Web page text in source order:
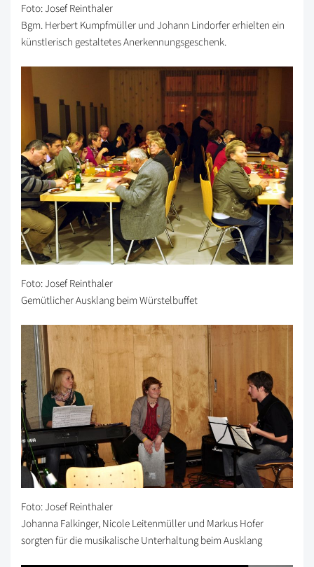
Foto: Josef Reinthaler
Bgm. Herbert Kumpfmüller und Johann Lindorfer erhielten ein
künstlerisch gestaltetes Anerkennungsgeschenk.
Foto: Josef Reinthaler
Gemütlicher Ausklang beim Würstelbuffet
Foto: Josef Reinthaler
Johanna Falkinger, Nicole Leitenmüller und Markus Hofer
sorgten für die musikalische Unterhaltung beim Ausklang